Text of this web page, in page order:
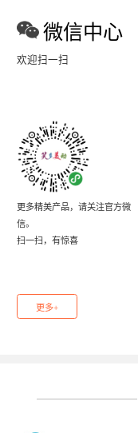
微信中心
欢迎扫一扫
更多精美产品，请关注官方微
信。
扫一扫，有惊喜
更多+